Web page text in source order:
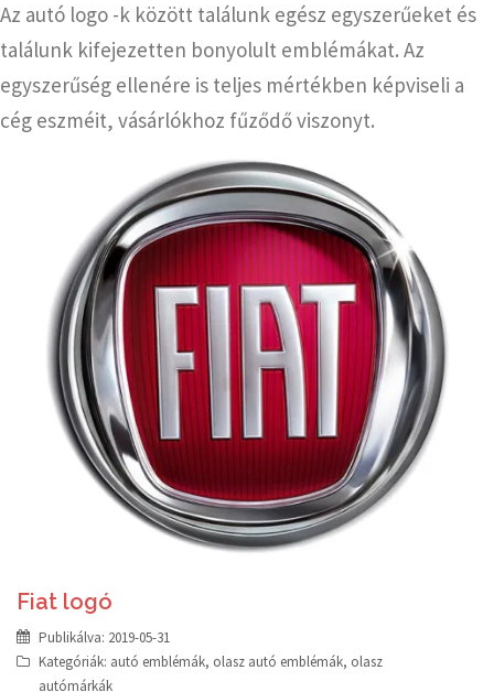
Az autó logo -k között találunk egész egyszerűeket és
találunk kifejezetten bonyolult emblémákat. Az
egyszerűség ellenére is teljes mértékben képviseli a
cég eszméit, vásárlókhoz fűződő viszonyt.
Fiat logó
Publikálva: 2019-05-31
Kategóriák: autó emblémák, olasz autó emblémák, olasz
autómárkák